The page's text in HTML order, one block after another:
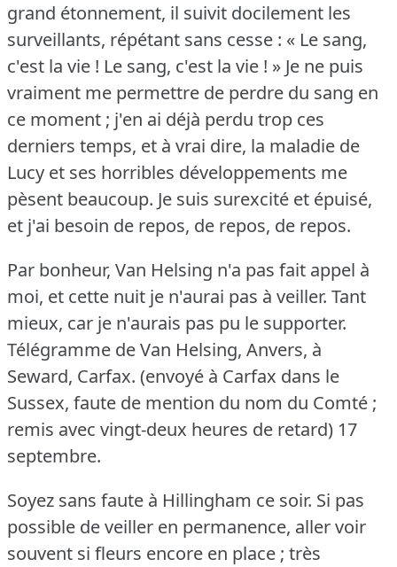
grand étonnement, il suivit docilement les
surveillants, répétant sans cesse : « Le sang,
c'est la vie ! Le sang, c'est la vie ! » Je ne puis
vraiment me permettre de perdre du sang en
ce moment ; j'en ai déjà perdu trop ces
derniers temps, et à vrai dire, la maladie de
Lucy et ses horribles développements me
pèsent beaucoup. Je suis surexcité et épuisé,
et j'ai besoin de repos, de repos, de repos.
Par bonheur, Van Helsing n'a pas fait appel à
moi, et cette nuit je n'aurai pas à veiller. Tant
mieux, car je n'aurais pas pu le supporter.
Télégramme de Van Helsing, Anvers, à
Seward, Carfax. (envoyé à Carfax dans le
Sussex, faute de mention du nom du Comté ;
remis avec vingt-deux heures de retard) 17
septembre.
Soyez sans faute à Hillingham ce soir. Si pas
possible de veiller en permanence, aller voir
souvent si fleurs encore en place ; très